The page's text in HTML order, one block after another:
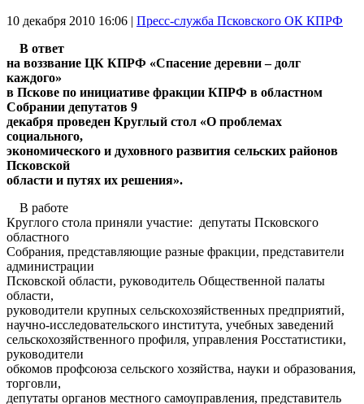
10 декабря 2010 16:06 | Пресс-служба Псковского ОК КПРФ
В ответ
на воззвание ЦК КПРФ «Спасение деревни – долг
каждого»
в Пскове по инициативе фракции КПРФ в областном
Собрании депутатов 9
декабря проведен Круглый стол «О проблемах
социального,
экономического и духовного развития сельских районов
Псковской
области и путях их решения».
В работе
Круглого стола приняли участие: депутаты Псковского
областного
Собрания, представляющие разные фракции, представители
администрации
Псковской области, руководитель Общественной палаты
области,
руководители крупных сельскохозяйственных предприятий,
научно-исследовательского института, учебных заведений
сельскохозяйственного профиля, управления Росстатистики,
руководители
обкомов профсоюза сельского хозяйства, науки и образования,
торговли,
депутаты органов местного самоуправления, представитель